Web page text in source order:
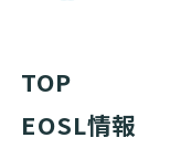
TOP
EOSL情報